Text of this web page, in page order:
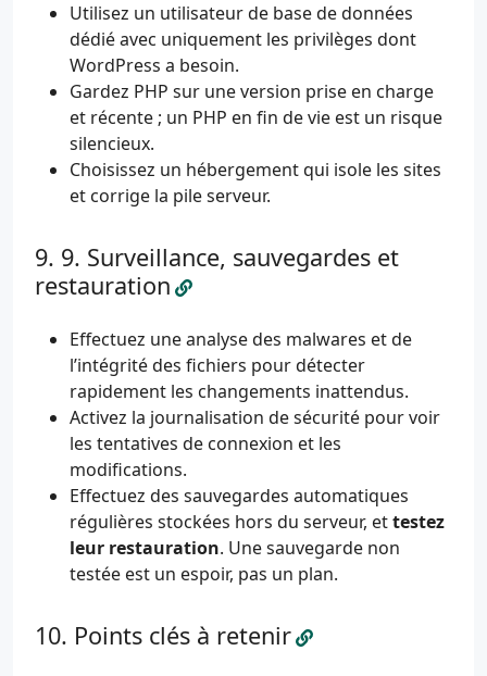
Utilisez un utilisateur de base de données
dédié avec uniquement les privilèges dont
WordPress a besoin.
Gardez PHP sur une version prise en charge
et récente ; un PHP en fin de vie est un risque
silencieux.
Choisissez un hébergement qui isole les sites
et corrige la pile serveur.
9. Surveillance, sauvegardes et
restauration
Effectuez une analyse des malwares et de
l’intégrité des fichiers pour détecter
rapidement les changements inattendus.
Activez la journalisation de sécurité pour voir
les tentatives de connexion et les
modifications.
Effectuez des sauvegardes automatiques
régulières stockées hors du serveur, ettestez
leur restauration. Une sauvegarde non
testée est un espoir, pas un plan.
Points clés à retenir